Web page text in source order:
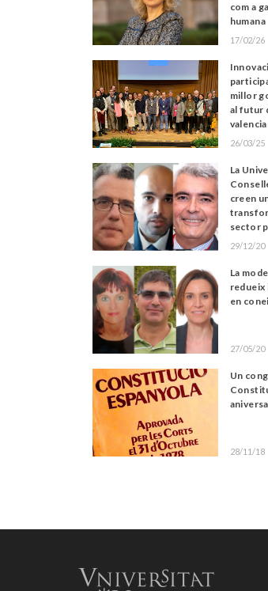
com a
humana
17/02/26
millor
al futur
26/03/25
La
creen
sector
29/12/20
La
redueix
en
27/05/20
Un
28/11/18